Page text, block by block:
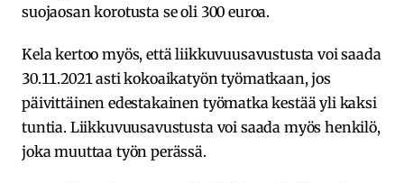
suojaosan korotusta se oli 300 euroa.
Kela kertoo myös, että liikkuvuusavustusta voi saada
30.11.2021 asti kokoaikatyön työmatkaan, jos
päivittäinen edestakainen työmatka kestää yli kaksi
tuntia. Liikkuvuusavustusta voi saada myös henkilö,
joka muuttaa työn perässä.